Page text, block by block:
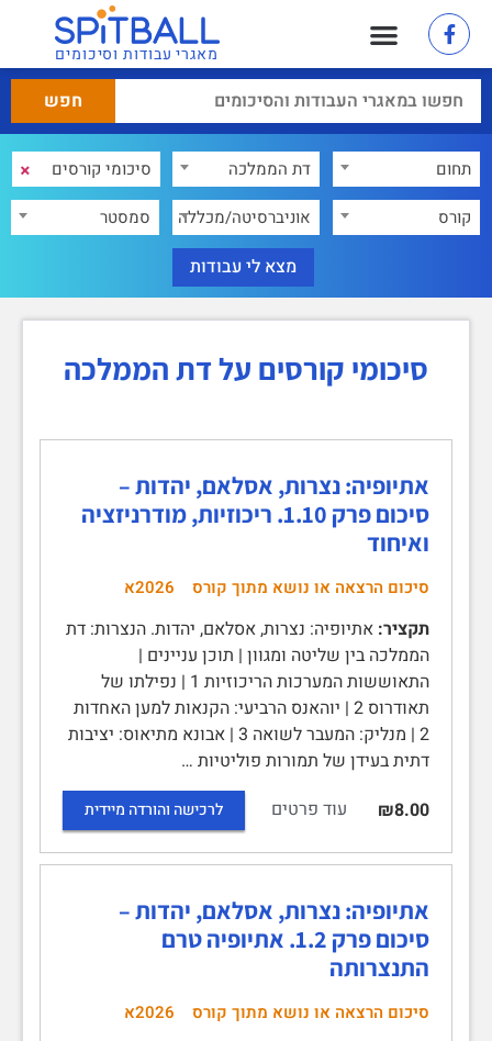
מאגרי עבודות וסיכומים
תחום דת הממלכה ×
קורס אוניברסיטה/מכללה סמסטר
סיכומי קורסים על דת הממלכה
אתיופיה: נצרות, אסלאם, יהדות –
סיכום פרק 1.10. ריכוזיות, מודרניזציה
ואיחוד
סיכום הרצאה או נושא מתוך קורס 2026א
תקציר: אתיופיה: נצרות, אסלאם, יהדות. הנצרות: דת
הממלכה בין שליטה ומגוון | תוכן עניינים |
התאוששות המערכות הריכוזיות 1 | נפילתו של
תאודרוס 2 | יוהאנס הרביעי: הקנאות למען האחדות
2 | מנליק: המעבר לשואה 3 | אבונא מתיאוס: יציבות
דתית בעידן של תמורות פוליטיות …
₪8.00
עוד פרטים לרכישה והורדה מיידית
אתיופיה: נצרות, אסלאם, יהדות –
סיכום פרק 1.2. אתיופיה טרם
התנצרותה
סיכום הרצאה או נושא מתוך קורס 2026א